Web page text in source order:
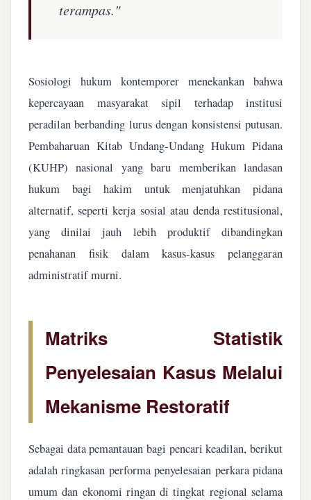
terampas."
Sosiologi hukum kontemporer menekankan bahwa
kepercayaan masyarakat sipil terhadap institusi
peradilan berbanding lurus dengan konsistensi putusan.
Pembaharuan Kitab Undang-Undang Hukum Pidana
(KUHP) nasional yang baru memberikan landasan
hukum bagi hakim untuk menjatuhkan pidana
alternatif, seperti kerja sosial atau denda restitusional,
yang dinilai jauh lebih produktif dibandingkan
penahanan fisik dalam kasus-kasus pelanggaran
administratif murni.
Matriks Statistik
Penyelesaian Kasus Melalui
Mekanisme Restoratif
Sebagai data pemantauan bagi pencari keadilan, berikut
adalah ringkasan performa penyelesaian perkara pidana
umum dan ekonomi ringan di tingkat regional selama